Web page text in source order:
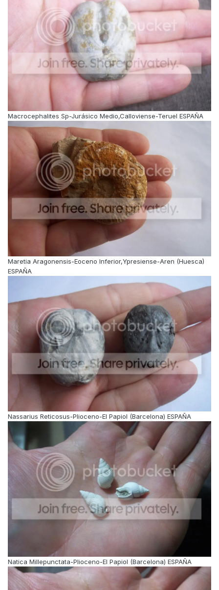
Macrocephalites Sp-Jurásico Medio,Calloviense-Teruel ESPAÑA
Maretia Aragonensis-Eoceno Inferior,Ypresiense-Aren (Huesca)
ESPAÑA
Nassarius Reticosus-Plioceno-El Papiol (Barcelona) ESPAÑA
Natica Millepunctata-Plioceno-El Papiol (Barcelona) ESPAÑA